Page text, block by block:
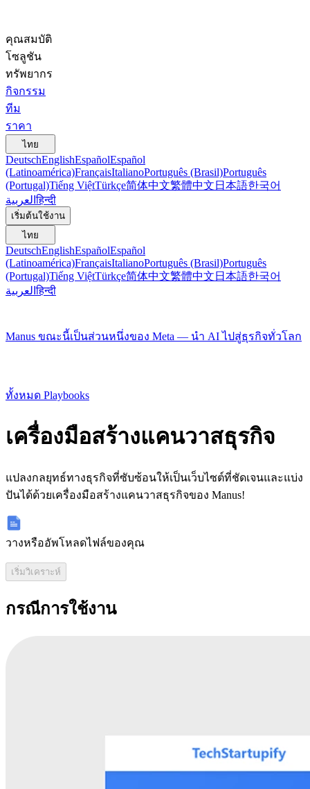
คุณสมบัติ
โซลูชัน
ทรัพยากร
กิจกรรม
ทีม
ราคา
ไทย
DeutschEnglishEspañolEspañol
(Latinoamérica)FrançaisItalianoPortuguês (Brasil)Português
(Portugal)Tiếng ViệtTürkçe简体中文繁體中文 日本語한국어
العربيةहिन्दी
เริ่มต้นใช้งาน
ไทย
DeutschEnglishEspañolEspañol
(Latinoamérica)FrançaisItalianoPortuguês (Brasil)Português
(Portugal)Tiếng ViệtTürkçe简体中文繁體中文 日本語한국어
العربيةहिन्दी
Manus ขณะนี้เป็นส่วนหนึ่งของ Meta — นำ AI ไปสู่ธุรกิจทั่วโลก
ทั้งหมด Playbooks
เครื่องมือสร้างแคนวาสธุรกิจ
แปลงกลยุทธ์ทางธุรกิจที่ซับซ้อนให้เป็นเว็บไซต์ที่ชัดเจนและแบ่ง
ปันได้ด้วยเครื่องมือสร้างแคนวาสธุรกิจของ Manus!
วางหรืออัพโหลดไฟล์ของคุณ
เริ่มวิเคราะห์
กรณีการใช้งาน